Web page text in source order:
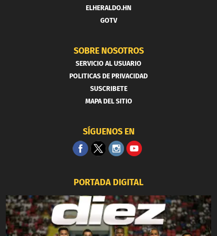
ELHERALDO.HN
GOTV
SOBRE NOSOTROS
SERVICIO AL USUARIO
POLITICAS DE PRIVACIDAD
SUSCRIBETE
MAPA DEL SITIO
SÍGUENOS EN
PORTADA DIGITAL